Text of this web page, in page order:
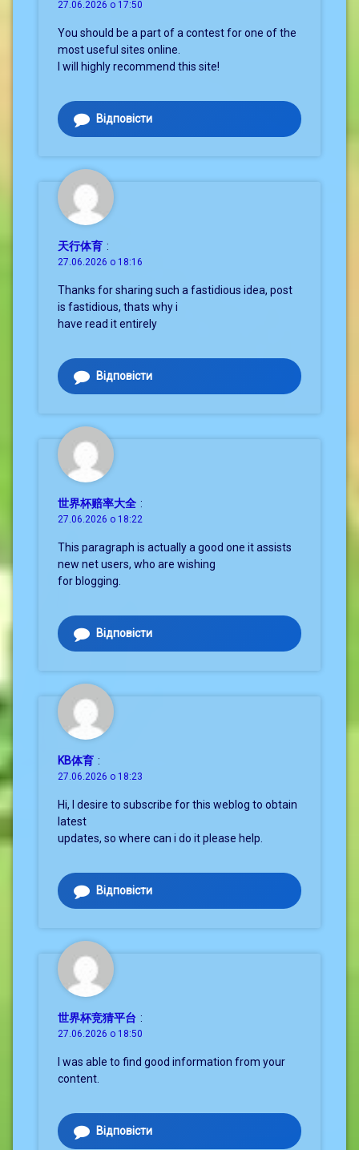
27.06.2026 о 17:50
You should be a part of a contest for one of the
most useful sites online.
I will highly recommend this site!
Відповісти
天行体育 :
27.06.2026 о 18:16
Thanks for sharing such a fastidious idea, post
is fastidious, thats why i
have read it entirely
Відповісти
世界杯赔率大全 :
27.06.2026 о 18:22
This paragraph is actually a good one it assists
new net users, who are wishing
for blogging.
Відповісти
KB体育 :
27.06.2026 о 18:23
Hi, I desire to subscribe for this weblog to obtain
latest
updates, so where can i do it please help.
Відповісти
世界杯竞猜平台 :
27.06.2026 о 18:50
I was able to find good information from your
content.
Відповісти